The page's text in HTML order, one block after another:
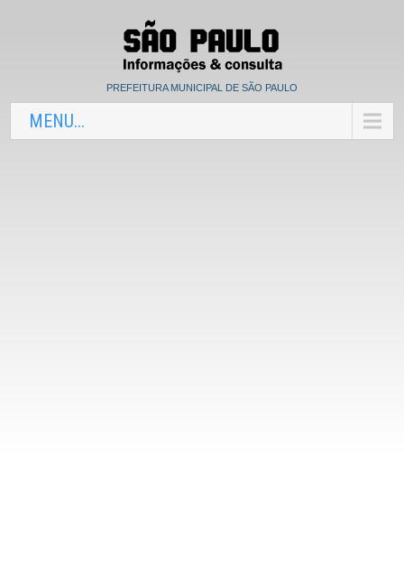
PREFEITURA MUNICIPAL DE SÃO PAULO
MENU...